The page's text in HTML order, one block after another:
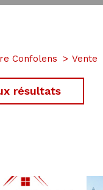
Confolens Vente
résultats